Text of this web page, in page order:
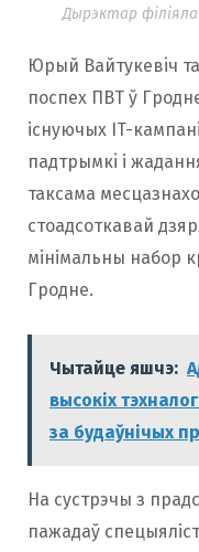
Дырэктар
Юрый Вайтукевiч
поспех ПВТ ў
існуючых IT-
падтрымкi і
таксама
стоадсоткавай
мінімальны набор
Гродне.
Чытайце яшчэ:
высокіх
за будаўнічых
На сустрэчы з
пажадаў